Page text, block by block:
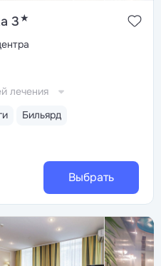
3★
Бильярд
лечения
Выбрать